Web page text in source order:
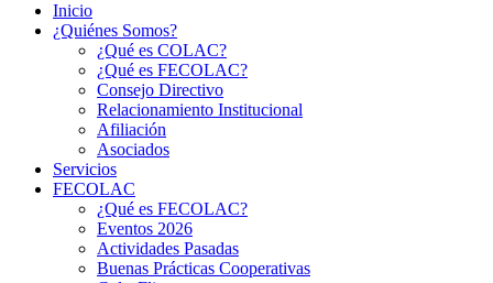
Inicio
¿Quiénes Somos?
¿Qué es COLAC?
¿Qué es FECOLAC?
Consejo Directivo
Relacionamiento Institucional
Afiliación
Asociados
Servicios
FECOLAC
¿Qué es FECOLAC?
Eventos 2026
Actividades Pasadas
Buenas Prácticas Cooperativas